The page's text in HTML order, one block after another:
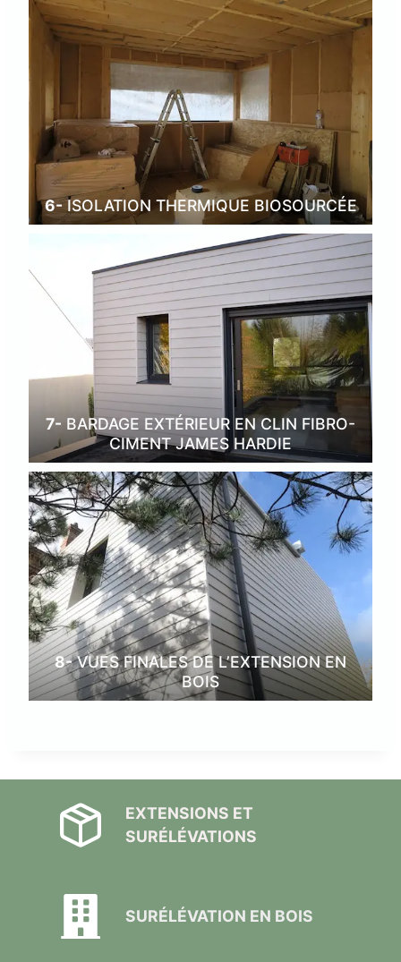
6-ISOLATION THERMIQUE BIOSOURCÉE
7- BARDAGE EXTÉRIEUR EN CLIN FIBRO-
CIMENT JAMES HARDIE
8-VUES FINALES DE L’EXTENSION EN
BOIS
EXTENSIONS ET
SURÉLÉVATIONS
SURÉLÉVATION EN BOIS